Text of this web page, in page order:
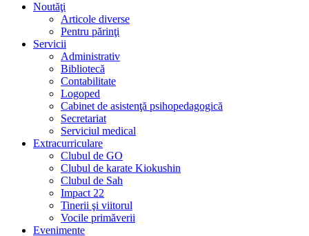
Noutăţi
Articole diverse
Pentru părinţi
Servicii
Administrativ
Bibliotecă
Contabilitate
Logoped
Cabinet de asistenţă psihopedagogică
Secretariat
Serviciul medical
Extracurriculare
Clubul de GO
Clubul de karate Kiokushin
Clubul de Sah
Impact 22
Tinerii şi viitorul
Vocile primăverii
Evenimente